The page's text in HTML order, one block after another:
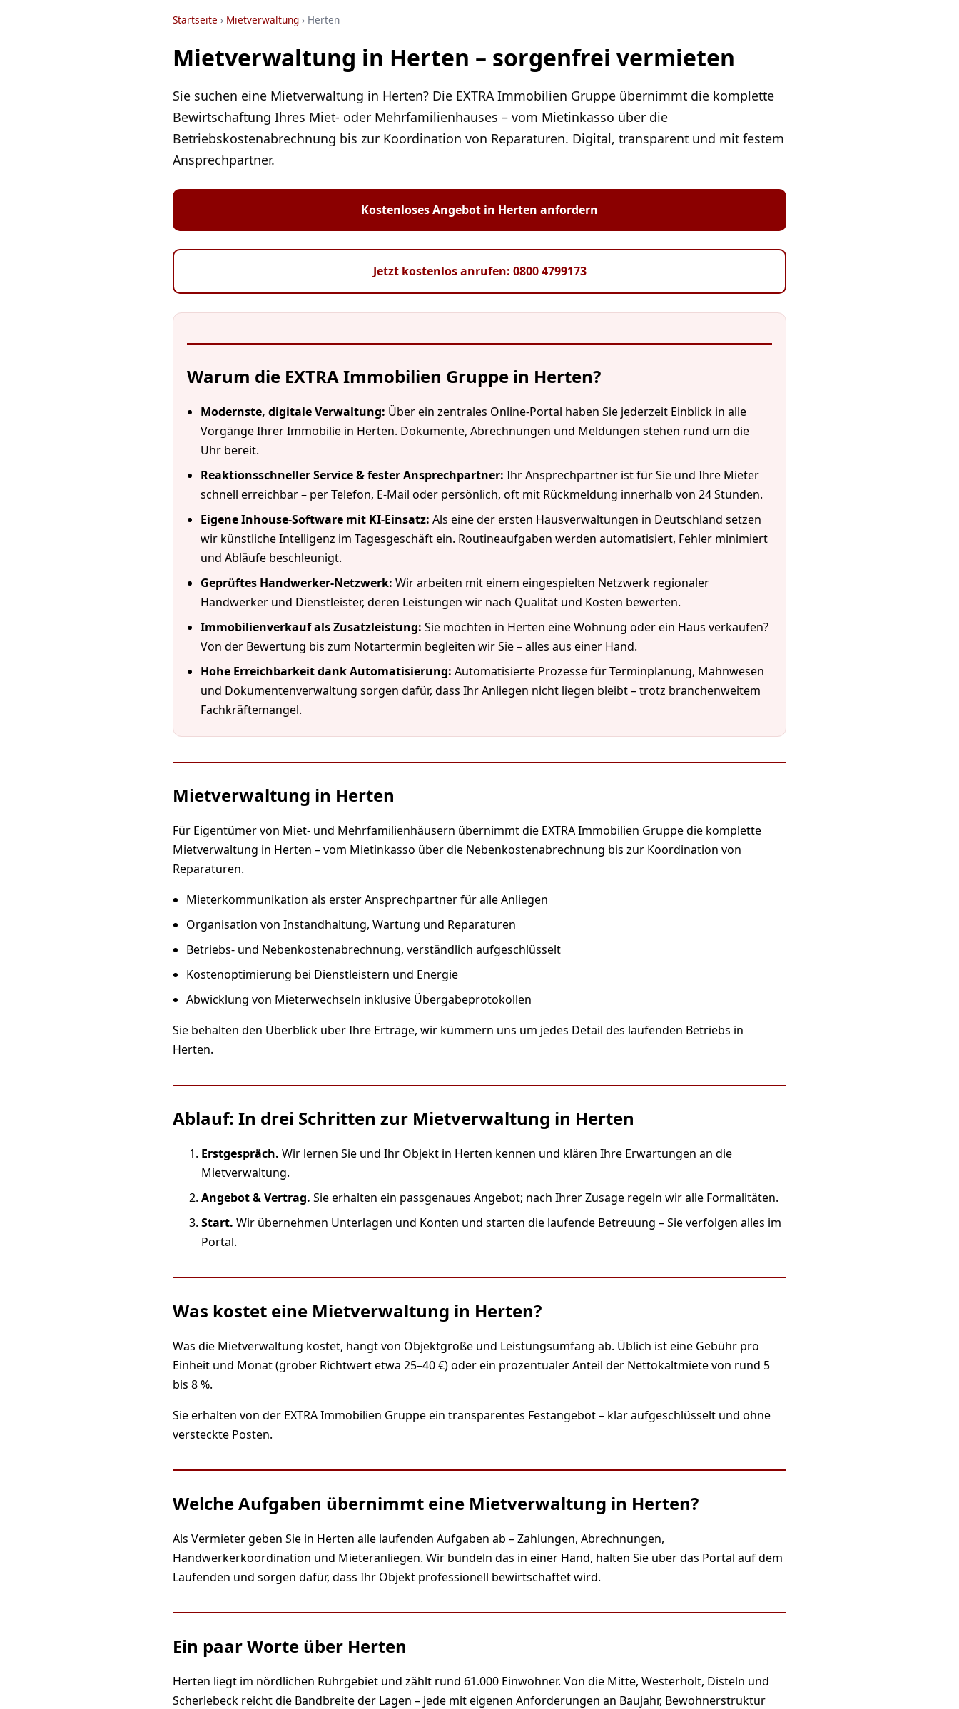
Startseite › Mietverwaltung › Herten
Mietverwaltung in Herten – sorgenfrei vermieten
Sie suchen eine Mietverwaltung in Herten? Die EXTRA Immobilien Gruppe übernimmt die komplette
Bewirtschaftung Ihres Miet- oder Mehrfamilienhauses – vom Mietinkasso über die
Betriebskostenabrechnung bis zur Koordination von Reparaturen. Digital, transparent und mit festem
Ansprechpartner.
Kostenloses Angebot in Herten anfordern
Jetzt kostenlos anrufen: 0800 4799173
Warum die EXTRA Immobilien Gruppe in Herten?
Modernste, digitale Verwaltung: Über ein zentrales Online-Portal haben Sie jederzeit Einblick in alle
Vorgänge Ihrer Immobilie in Herten. Dokumente, Abrechnungen und Meldungen stehen rund um die
Uhr bereit.
Reaktionsschneller Service & fester Ansprechpartner: Ihr Ansprechpartner ist für Sie und Ihre Mieter
schnell erreichbar – per Telefon, E-Mail oder persönlich, oft mit Rückmeldung innerhalb von 24 Stunden.
Eigene Inhouse-Software mit KI-Einsatz: Als eine der ersten Hausverwaltungen in Deutschland setzen
wir künstliche Intelligenz im Tagesgeschäft ein. Routineaufgaben werden automatisiert, Fehler minimiert
und Abläufe beschleunigt.
Geprüftes Handwerker-Netzwerk: Wir arbeiten mit einem eingespielten Netzwerk regionaler
Handwerker und Dienstleister, deren Leistungen wir nach Qualität und Kosten bewerten.
Immobilienverkauf als Zusatzleistung: Sie möchten in Herten eine Wohnung oder ein Haus verkaufen?
Von der Bewertung bis zum Notartermin begleiten wir Sie – alles aus einer Hand.
Hohe Erreichbarkeit dank Automatisierung: Automatisierte Prozesse für Terminplanung, Mahnwesen
und Dokumentenverwaltung sorgen dafür, dass Ihr Anliegen nicht liegen bleibt – trotz branchenweitem
Fachkräftemangel.
Mietverwaltung in Herten
Für Eigentümer von Miet- und Mehrfamilienhäusern übernimmt die EXTRA Immobilien Gruppe die komplette
Mietverwaltung in Herten – vom Mietinkasso über die Nebenkostenabrechnung bis zur Koordination von
Reparaturen.
Mieterkommunikation als erster Ansprechpartner für alle Anliegen
Organisation von Instandhaltung, Wartung und Reparaturen
Betriebs- und Nebenkostenabrechnung, verständlich aufgeschlüsselt
Kostenoptimierung bei Dienstleistern und Energie
Abwicklung von Mieterwechseln inklusive Übergabeprotokollen
Sie behalten den Überblick über Ihre Erträge, wir kümmern uns um jedes Detail des laufenden Betriebs in
Herten.
Ablauf: In drei Schritten zur Mietverwaltung in Herten
Erstgespräch. Wir lernen Sie und Ihr Objekt in Herten kennen und klären Ihre Erwartungen an die
Mietverwaltung.
Angebot & Vertrag. Sie erhalten ein passgenaues Angebot; nach Ihrer Zusage regeln wir alle Formalitäten.
Start. Wir übernehmen Unterlagen und Konten und starten die laufende Betreuung – Sie verfolgen alles im
Portal.
Was kostet eine Mietverwaltung in Herten?
Was die Mietverwaltung kostet, hängt von Objektgröße und Leistungsumfang ab. Üblich ist eine Gebühr pro
Einheit und Monat (grober Richtwert etwa 25–40 €) oder ein prozentualer Anteil der Nettokaltmiete von rund 5
bis 8 %.
Sie erhalten von der EXTRA Immobilien Gruppe ein transparentes Festangebot – klar aufgeschlüsselt und ohne
versteckte Posten.
Welche Aufgaben übernimmt eine Mietverwaltung in Herten?
Als Vermieter geben Sie in Herten alle laufenden Aufgaben ab – Zahlungen, Abrechnungen,
Handwerkerkoordination und Mieteranliegen. Wir bündeln das in einer Hand, halten Sie über das Portal auf dem
Laufenden und sorgen dafür, dass Ihr Objekt professionell bewirtschaftet wird.
Ein paar Worte über Herten
Herten liegt im nördlichen Ruhrgebiet und zählt rund 61.000 Einwohner. Von die Mitte, Westerholt, Disteln und
Scherlebeck reicht die Bandbreite der Lagen – jede mit eigenen Anforderungen an Baujahr, Bewohnerstruktur